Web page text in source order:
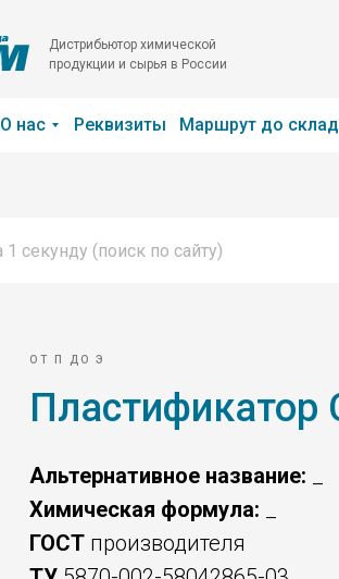
Дистрибьютор химической
продукции и сырья в России
О нас Реквизиты Маршрут до
ОТ П ДО Э
Пластификатор
Альтернативное название:
Химическая формула:
ГОСТ производителя